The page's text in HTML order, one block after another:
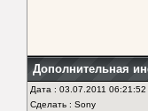
Дополнительная
Дата : 03.07.2011 06:21:52
Сделать : Sony